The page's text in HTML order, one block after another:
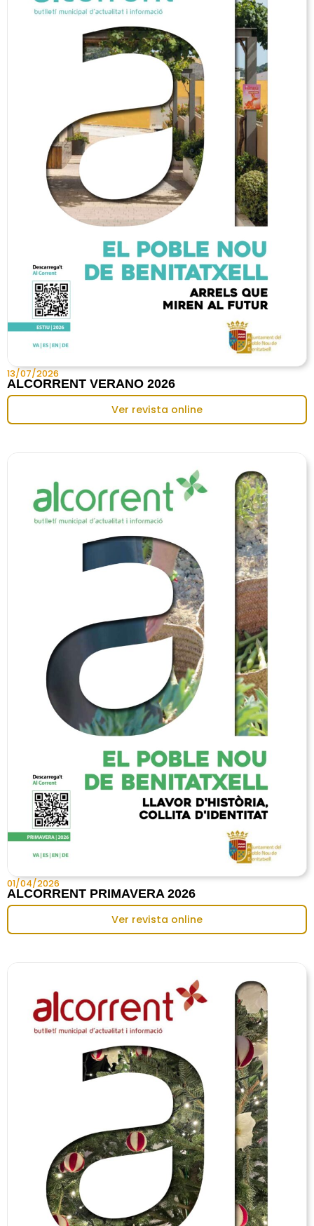
13/07/2026
ALCORRENT VERANO 2026
Ver revista online
01/04/2026
ALCORRENT PRIMAVERA 2026
Ver revista online